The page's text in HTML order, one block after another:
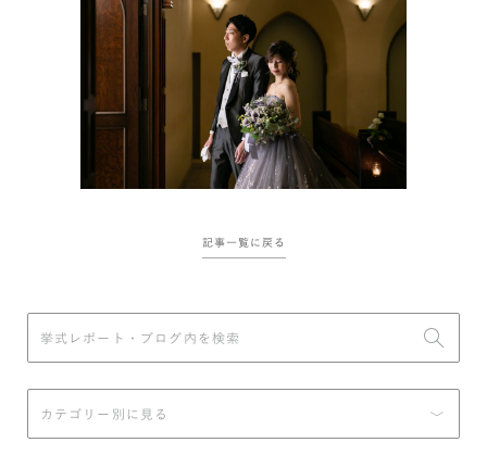
記事一覧に戻る